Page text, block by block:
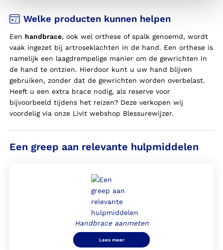
Welke producten kunnen helpen
Een handbrace, ook wel orthese of spalk genoemd, wordt
vaak ingezet bij artroseklachten in de hand. Een orthese is
namelijk een laagdrempelige manier om de gewrichten in
de hand te ontzien. Hierdoor kunt u uw hand blijven
gebruiken, zonder dat de gewrichten worden overbelast.
Heeft ueen extra brace nodig, als reserve voor
bijvoorbeeld tijdens het reizen? Deze verkopen wij
voordelig via onze Livit webshop Blessurewijzer.
Een greep aan relevante hulpmiddelen
Handbrace aanmeten
Lees meer